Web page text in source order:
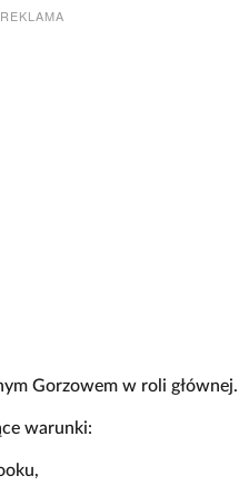
REKLAMA
Gorzowem w roli głównej.
warunki: